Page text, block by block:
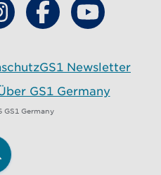
auf LinkedIn
Germany auf Xing
GS1 Germany auf
Finde GS1Finde GS1
GS1 Newsletter
GS1 Germany
GS1 Germany
Anfang der Seite